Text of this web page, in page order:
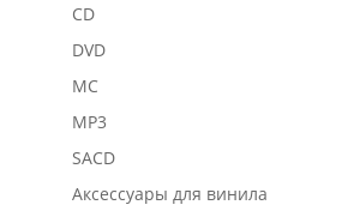
CD
DVD
MC
MP3
SACD
Аксессуары для винила